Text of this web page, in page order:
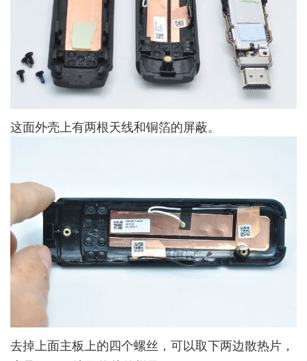
这面外壳上有两根天线和铜箔的屏蔽。
去掉上面主板上的四个螺丝，可以取下两边散热片，